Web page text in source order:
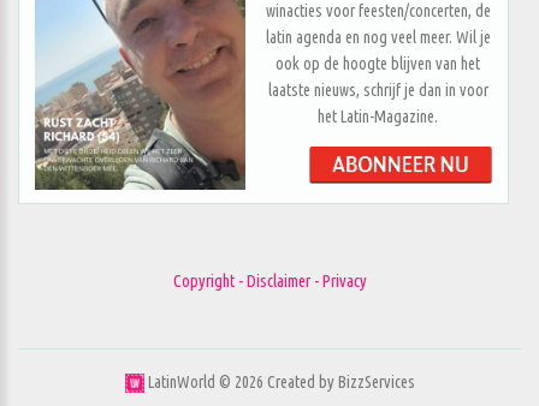
winacties voor feesten/concerten, de
latin agenda en nog veel meer. Wil je
ook op de hoogte blijven van het
laatste nieuws, schrijf je dan in voor
het Latin-Magazine.
Copyright - Disclaimer - Privacy
LatinWorld © 2026 Created byBizzServices